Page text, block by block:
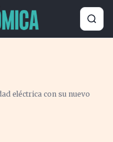
eléctrica con su nuevo